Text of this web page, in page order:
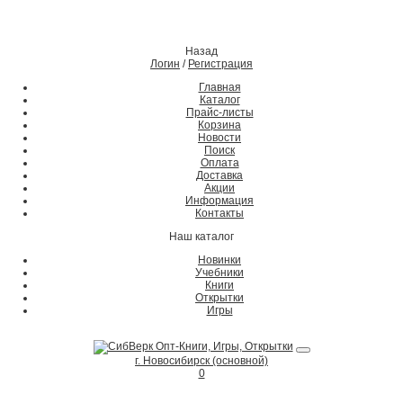
Назад
Логин / Регистрация
Главная
Каталог
Прайс-листы
Корзина
Новости
Поиск
Оплата
Доставка
Акции
Информация
Контакты
Наш каталог
Новинки
Учебники
Книги
Открытки
Игры
г. Новосибирск (основной)
0